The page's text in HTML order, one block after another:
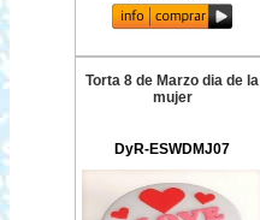
Torta 8 de Marzo dia de la
mujer
DyR-ESWDMJ07